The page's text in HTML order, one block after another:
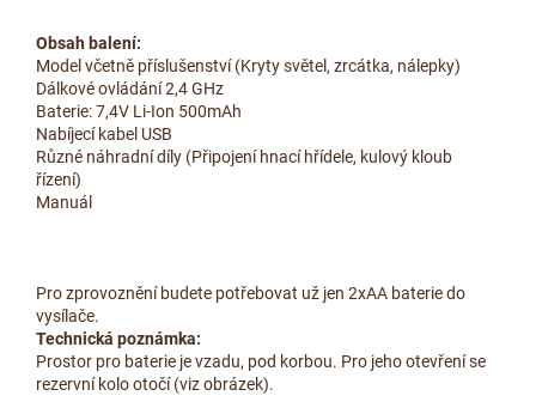
Obsah balení:
Model včetně příslušenství (Kryty světel, zrcátka, nálepky)
Dálkové ovládání 2,4 GHz
Baterie: 7,4V Li-Ion 500mAh
Nabíjecí kabel USB
Různé náhradní díly (Připojení hnací hřídele, kulový kloub
řízení)
Manuál
Pro zprovoznění budete potřebovat už jen 2xAA baterie do
vysílače.
Technická poznámka:
Prostor pro baterie je vzadu, pod korbou. Pro jeho otevření se
rezervní kolo otočí (viz obrázek).